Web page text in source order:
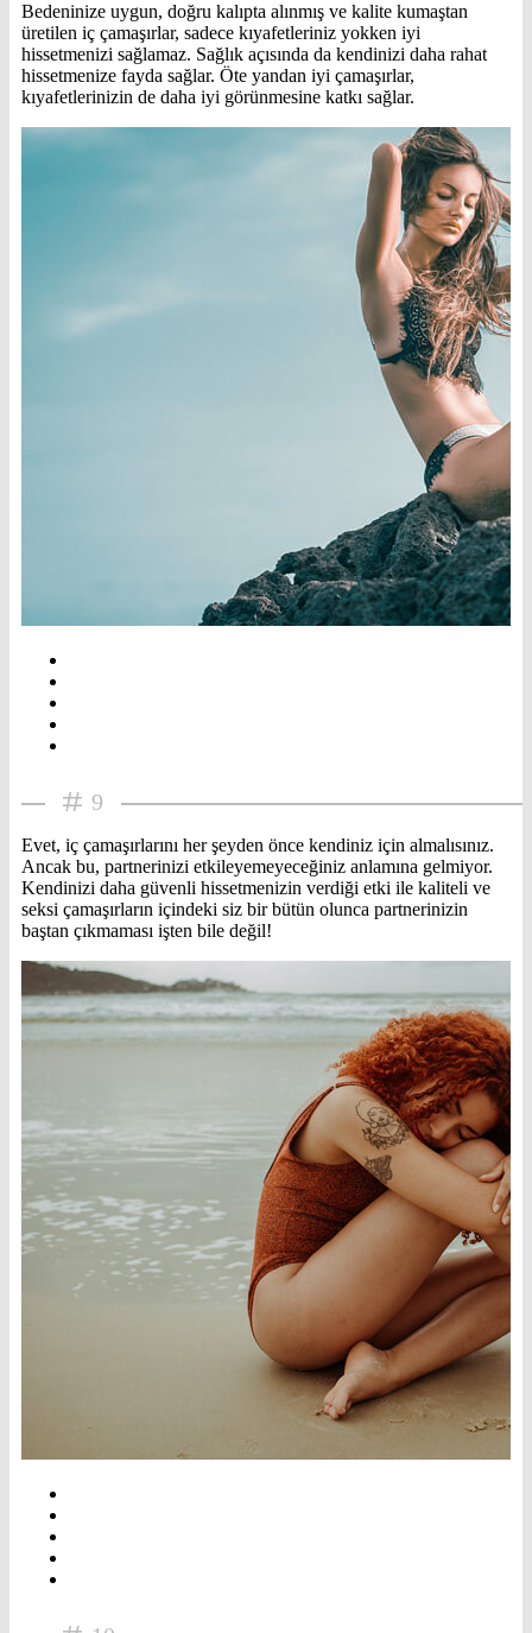
Bedeninize uygun, doğru kalıpta alınmış ve kalite kumaştan
üretilen iç çamaşırlar, sadece kıyafetleriniz yokken iyi
hissetmenizi sağlamaz. Sağlık açısında da kendinizi daha rahat
hissetmenize fayda sağlar. Öte yandan iyi çamaşırlar,
kıyafetlerinizin de daha iyi görünmesine katkı sağlar.
9
Evet, iç çamaşırlarını her şeyden önce kendiniz için almalısınız.
Ancak bu, partnerinizi etkileyemeyeceğiniz anlamına gelmiyor.
Kendinizi daha güvenli hissetmenizin verdiği etki ile kaliteli ve
seksi çamaşırların içindeki siz bir bütün olunca partnerinizin
baştan çıkmaması işten bile değil!